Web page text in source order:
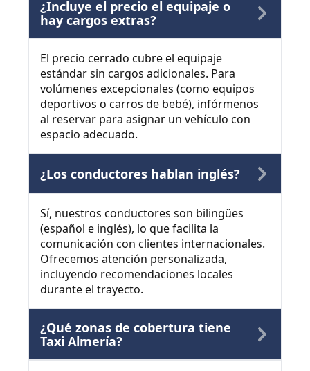
¿Incluye el precio el equipaje o
hay cargos extras?
El precio cerrado cubre el equipaje
estándar sin cargos adicionales. Para
volúmenes excepcionales (como equipos
deportivos o carros de bebé), infórmenos
al reservar para asignar un vehículo con
espacio adecuado.
¿Los conductores hablan inglés?
Sí, nuestros conductores son bilingües
(español e inglés), lo que facilita la
comunicación con clientes internacionales.
Ofrecemos atención personalizada,
incluyendo recomendaciones locales
durante el trayecto.
¿Qué zonas de cobertura tiene
Taxi Almería?